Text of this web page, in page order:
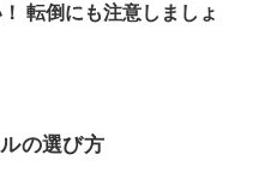
転倒にも注意しましょ
の選び方